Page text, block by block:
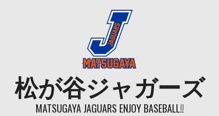
松が谷ジャガーズ
MATSUGAYA JAGUARS ENJOY BASEBALL!!